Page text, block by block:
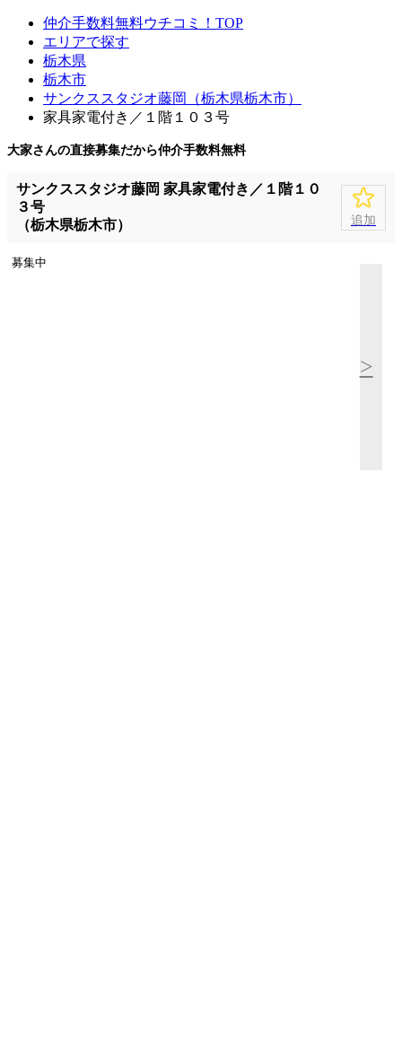
仲介手数料無料ウチコミ！TOP
エリアで探す
栃木県
栃木市
サンクススタジオ藤岡（栃木県栃木市）
家具家電付き／１階１０３号
大家さんの直接募集だから仲介手数料無料
サンクススタジオ藤岡 家具家電付き／１階１０
３号
（栃木県栃木市）
追加
募集中
>